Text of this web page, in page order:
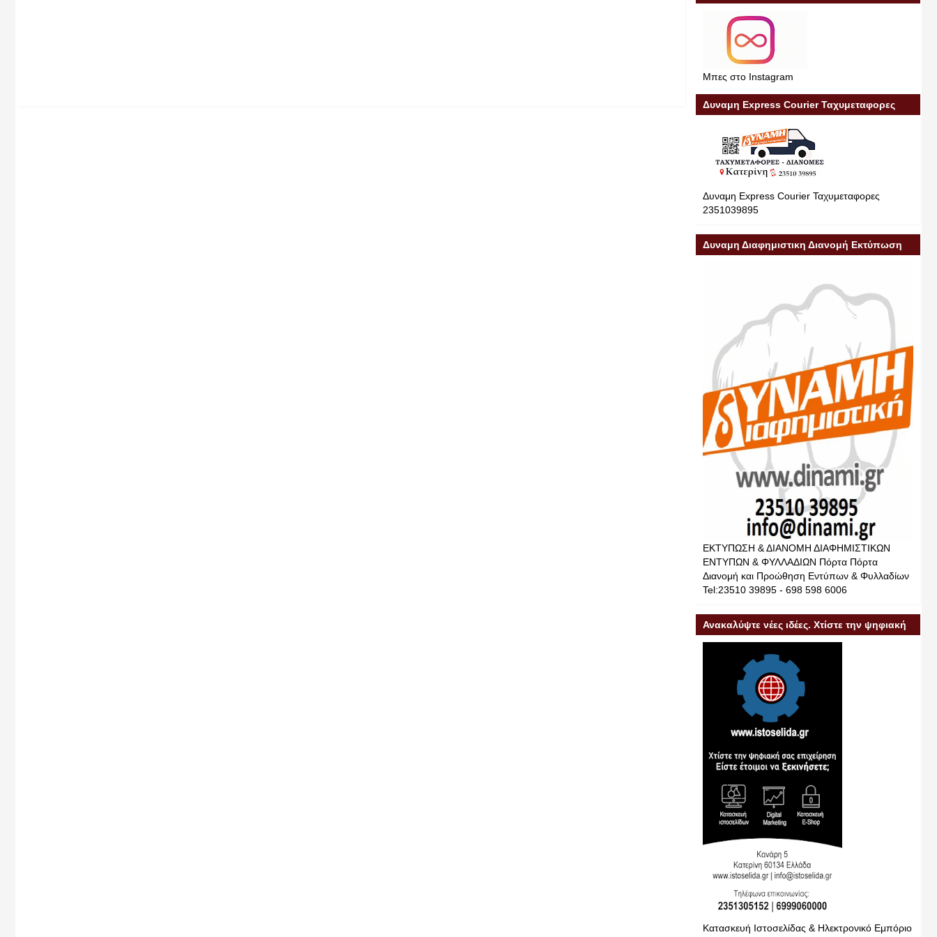
Μπες στο Instagram
Δυναμη Express Courier Ταχυμεταφορες
Δυναμη Express Courier Ταχυμεταφορες
2351039895
Δυναμη Διαφημιστικη Διανομή Εκτύπωση
ΕΚΤΥΠΩΣΗ & ΔΙΑΝΟΜΗ ΔΙΑΦΗΜΙΣΤΙΚΩΝ
ΕΝΤΥΠΩΝ & ΦΥΛΛΑΔΙΩΝ Πόρτα Πόρτα
Διανομή και Προώθηση Εντύπων & Φυλλαδίων
Tel:23510 39895 - 698 598 6006
Ανακαλύψτε νέες ιδέες. Χτίστε την ψηφιακή
σας επιχείρηση
Κατασκευή Ιστοσελίδας & Ηλεκτρονικό Εμπόριο